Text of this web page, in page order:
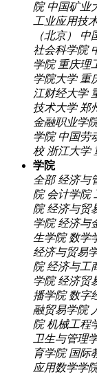
院 中国矿业
工业应用技
（北京）
中
社会科学院
学院 重庆理
学院大学 重
江财经大学
技术大学 郑
金融职业学
学院 中国劳
校 浙江大学
学院
全部 经济与
院 会计学院
院 经济与贸
学院 经济与
生学院 数学
经济与贸易
院 经济与工
学院 经济贸
播学院 数字
融贸易学院
院 机械工程
卫生与管理
育学院 国际
应用数学学